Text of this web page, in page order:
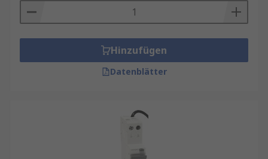
Hinzufügen
Datenblätter